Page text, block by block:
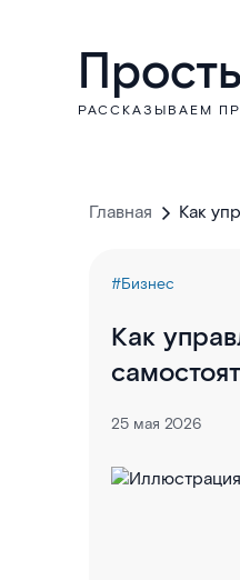
РАССКАЗЫВАЕМ
Главная
Как
#Бизнес
Как
25 мая 2026